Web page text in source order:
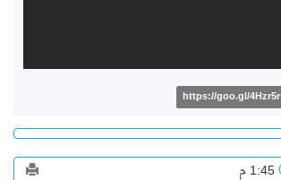
https://goo.gl/4Hzr5r